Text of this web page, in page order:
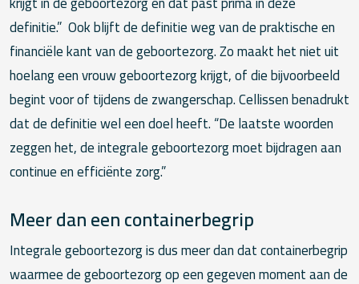
definitie.” Ook blijft de definitie weg van de praktische en
financiële kant van de geboortezorg. Zo maakt het niet uit
hoelang een vrouw geboortezorg krijgt, of die bijvoorbeeld
begint voor of tijdens de zwangerschap. Cellissen benadrukt
dat de definitie wel een doel heeft. “De laatste woorden
zeggen het, de integrale geboortezorg moet bijdragen aan
continue en efficiënte zorg.”
Meer dan een containerbegrip
Integrale geboortezorg is dus meer dan dat containerbegrip
waarmee de geboortezorg op een gegeven moment aan de